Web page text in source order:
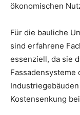
ökonomischen
Für die bauliche
sind erfahrene
essenziell, da sie
Fassadensysteme
Kostensenkung